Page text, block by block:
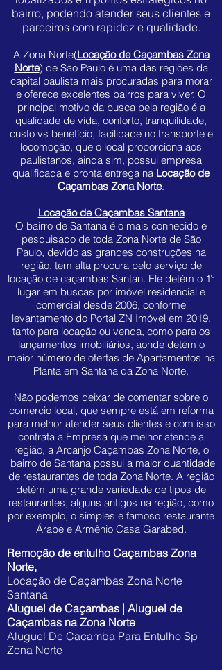
bairro, podendo atender seus clientes e
parceiros com rapidez e qualidade.
A Zona Norte(Locação de Caçambas Zona
Norte) de São Paulo é uma das regiões da
capital paulista mais procuradas para morar
e oferece excelentes bairros para viver. O
principal motivo da busca pela região é a
qualidade de vida, conforto, tranquilidade,
custo vs benefício, facilidade no transporte e
locomoção, que o local proporciona aos
paulistanos, ainda sim, possui empresa
qualificada e pronta entrega na Locação de
Caçambas Zona Norte.
Locação de Caçambas Santana
O bairro de Santana é o mais conhecido e
pesquisado de toda Zona Norte de São
Paulo, devido as grandes construções na
região, tem alta procura pelo serviço de
locação de caçambas Santan. Ele detém o 1º
lugar em buscas por imóvel residencial e
comercial desde 2006, conforme
levantamento do Portal ZN Imóvel em 2019,
tanto para locação ou venda, como para os
lançamentos imobiliários, aonde detém o
maior número de ofertas de Apartamentos na
Planta em Santana da Zona Norte.
Não podemos deixar de comentar sobre o
comercio local, que sempre está em reforma
para melhor atender seus clientes e com isso
contrata a Empresa que melhor atende a
região, a Arcanjo Caçambas Zona Norte, o
bairro de Santana possui a maior quantidade
de restaurantes de toda Zona Norte. A região
detém uma grande variedade de tipos de
restaurantes, alguns antigos na região, como
por exemplo, o simples e famoso restaurante
Árabe e Armênio Casa Garabed.
Remoção de entulho Caçambas Zona
Norte,
Locação de Caçambas Zona Norte
Santana
Aluguel de Caçambas | Aluguel de
Caçambas na Zona Norte
Aluguel De Cacamba Para Entulho Sp
Zona Norte